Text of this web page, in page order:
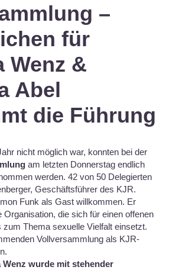
–
für
Wenz &
Abel
die Führung
nicht möglich war, konnten bei der
am letzten Donnerstag endlich
werden. 42 von 50 Delegierten
Geschäftsführer des KJR.
Funk als Gast willkommen. Er
Organisation, die sich für einen offenen
Thema sexuelle Vielfalt einsetzt.
Vollversammlung als KJR-
wurde mit stehender